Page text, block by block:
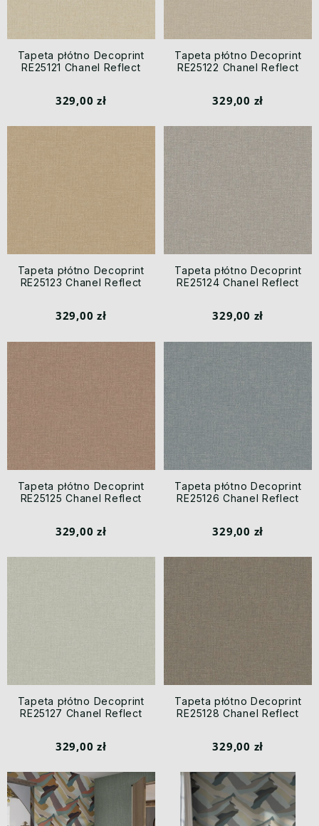
Tapeta płótno Decoprint
RE25121 Chanel Reflect
329,00 zł
Tapeta płótno Decoprint
RE25122 Chanel Reflect
329,00 zł
Tapeta płótno Decoprint
RE25123 Chanel Reflect
329,00 zł
Tapeta płótno Decoprint
RE25124 Chanel Reflect
329,00 zł
Tapeta płótno Decoprint
RE25125 Chanel Reflect
329,00 zł
Tapeta płótno Decoprint
RE25126 Chanel Reflect
329,00 zł
Tapeta płótno Decoprint
RE25127 Chanel Reflect
329,00 zł
Tapeta płótno Decoprint
RE25128 Chanel Reflect
329,00 zł